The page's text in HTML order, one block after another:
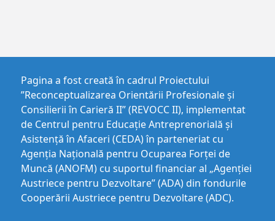
Pagina a fost creată în cadrul Proiectului
”Reconceptualizarea Orientării Profesionale și
Consilierii în Carieră II” (REVOCC II), implementat
de Centrul pentru Educaţie Antreprenorială şi
Asistenţă în Afaceri (CEDA) în parteneriat cu
Agenția Națională pentru Ocuparea Forței de
Muncă (ANOFM) cu suportul financiar al „Agenției
Austriece pentru Dezvoltare” (ADA) din fondurile
Cooperării Austriece pentru Dezvoltare (ADC).